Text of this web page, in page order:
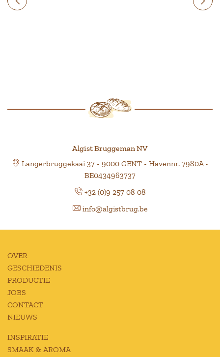
Algist Bruggeman NV
Langerbruggekaai 37 • 9000 GENT • Havennr. 7980A •
BE0434963737
+32 (0)9 257 08 08
info@algistbrug.be
OVER
GESCHIEDENIS
PRODUCTIE
JOBS
CONTACT
NIEUWS
INSPIRATIE
SMAAK & AROMA